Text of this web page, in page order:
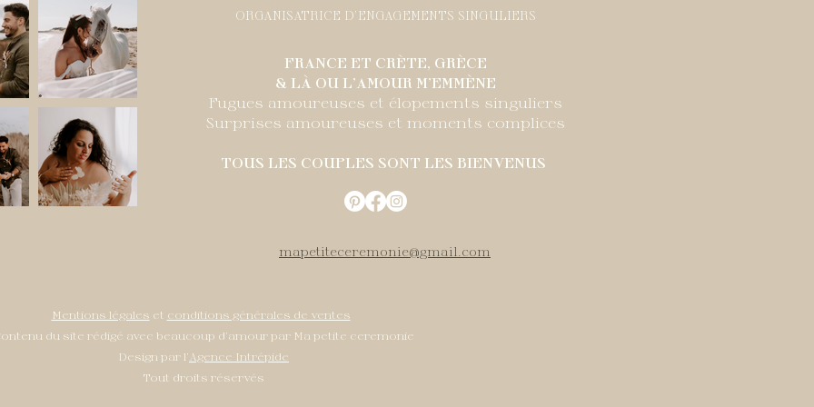
FRANCE ET CRÈTE, GRÈCE
& LÀ OU L'AMOUR M'EMMÈNE
Fugues amoureuses et élopements singuliers
Surprises amoureuses et moments complices
TOUS LES COUPLES SONT LES BIENVENUS
ORGANISATRICE D'ENGAGEMENTS SINGULIERS
mapetiteceremonie@gmail.com
Mentions légales et conditions générales de ventes
du site rédigé avec beaucoup d'amour par Ma petite ceremonie
Design par l' Agence Intrépide
Tout droits réservés